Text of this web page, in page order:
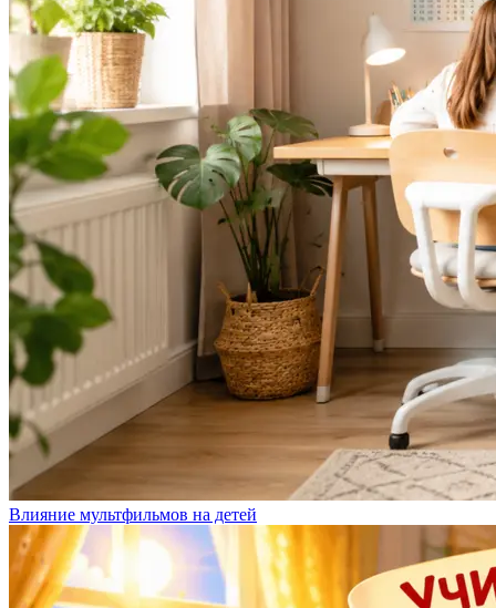
Влияние мультфильмов на детей